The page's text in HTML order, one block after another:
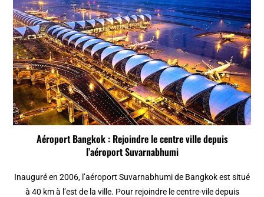
Aéroport Bangkok : Rejoindre le centre ville depuis
l’aéroport Suvarnabhumi
Inauguré en 2006, l’aéroport Suvarnabhumi de Bangkok est situé
à 40 km à l’est de la ville. Pour rejoindre le centre-vile depuis